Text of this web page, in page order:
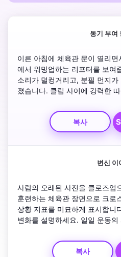
동기 부여
이른 아침에 체육관 문이 열리
에서 워밍업하는 리프터를 보여
소리가 덜컹거리고, 분필 먼지
졌습니다. 클립 사이에 강력한
니다. 영웅 샷과 일관성을 유지
복사
변신 이
사람의 오래된 사진을 클로즈업
훈련하는 체육관 장면으로 크로
상황 지표를 미묘하게 표시합니
변화를 설명하세요. 일일 운동
복사